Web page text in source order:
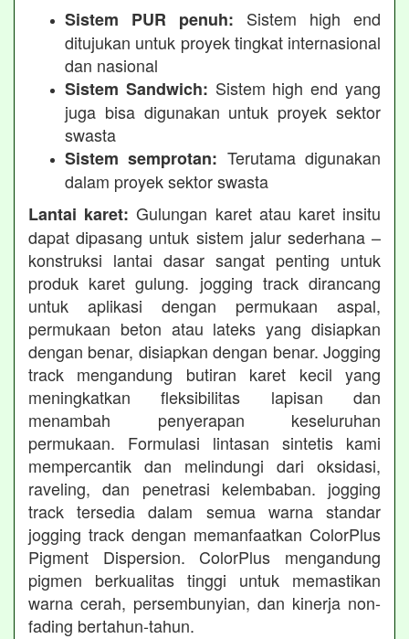
Sistem PUR penuh: Sistem high end
ditujukan untuk proyek tingkat internasional
dan nasional
Sistem Sandwich: Sistem high end yang
juga bisa digunakan untuk proyek sektor
swasta
Sistem semprotan: Terutama digunakan
dalam proyek sektor swasta
Lantai karet: Gulungan karet atau karet insitu
dapat dipasang untuk sistem jalur sederhana –
konstruksi lantai dasar sangat penting untuk
produk karet gulung. jogging track dirancang
untuk aplikasi dengan permukaan aspal,
permukaan beton atau lateks yang disiapkan
dengan benar, disiapkan dengan benar. Jogging
track mengandung butiran karet kecil yang
meningkatkan fleksibilitas lapisan dan
menambah penyerapan keseluruhan
permukaan. Formulasi lintasan sintetis kami
mempercantik dan melindungi dari oksidasi,
raveling, dan penetrasi kelembaban. jogging
track tersedia dalam semua warna standar
jogging track dengan memanfaatkan ColorPlus
Pigment Dispersion. ColorPlus mengandung
pigmen berkualitas tinggi untuk memastikan
warna cerah, persembunyian, dan kinerja non-
fading bertahun-tahun.